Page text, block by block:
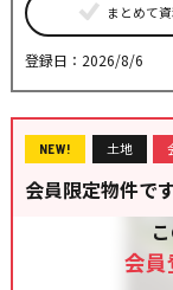
まとめて
登録日：2026/8/6
NEW! 土地
会員限定物件で
会員